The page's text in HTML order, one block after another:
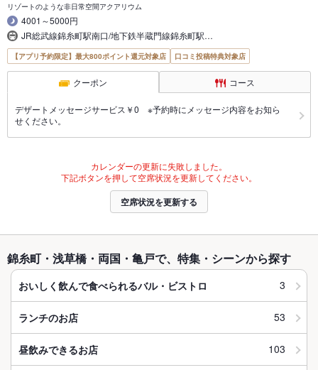
リゾートのような非日常空間アクアリウム
4001～5000円
JR総武線錦糸町駅南口/地下鉄半蔵門線錦糸町駅…
【アプリ予約限定】最大800ポイント還元対象店 口コミ投稿特典対象店
クーポン コース
デザートメッセージサービス￥0 ※予約時にメッセージ内容をお知ら
せください。
カレンダーの更新に失敗しました。
下記ボタンを押して空席状況を更新してください。
空席状況を更新する
錦糸町・浅草橋・両国・亀戸で、特集・シーンから探す
おいしく飲んで食べられるバル・ビストロ 3
ランチのお店 53
昼飲みできるお店 103